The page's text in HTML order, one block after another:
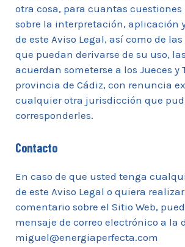
otra cosa, para cuantas cuestiones
sobre la interpretación, aplicación
de este Aviso Legal, así como de
que puedan derivarse de su uso,
acuerdan someterse a los Jueces y
provincia de Cádiz, con renuncia
cualquier otra jurisdicción que
corresponderles.
Contacto
En caso de que usted tenga
de este Aviso Legal o quiera
comentario sobre el Sitio Web,
mensaje de correo electrónico a la
miguel@energiaperfecta.com